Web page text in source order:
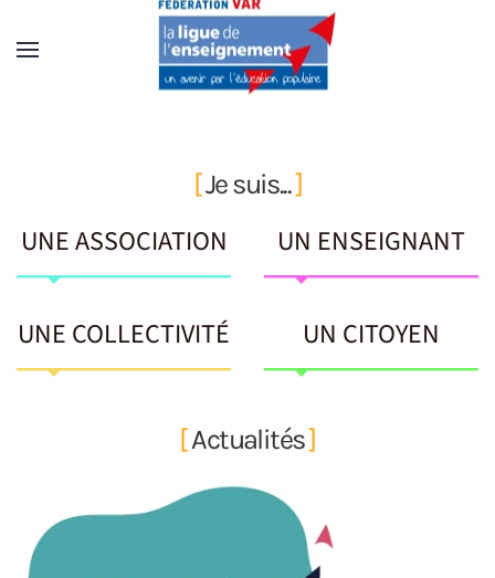
Accéder au contenu principal
[Je suis...]
UNE ASSOCIATION UN ENSEIGNANT
UNE COLLECTIVITÉ UN CITOYEN
[Actualités]